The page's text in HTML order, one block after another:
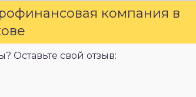
компания в
Оставьте свой отзыв: